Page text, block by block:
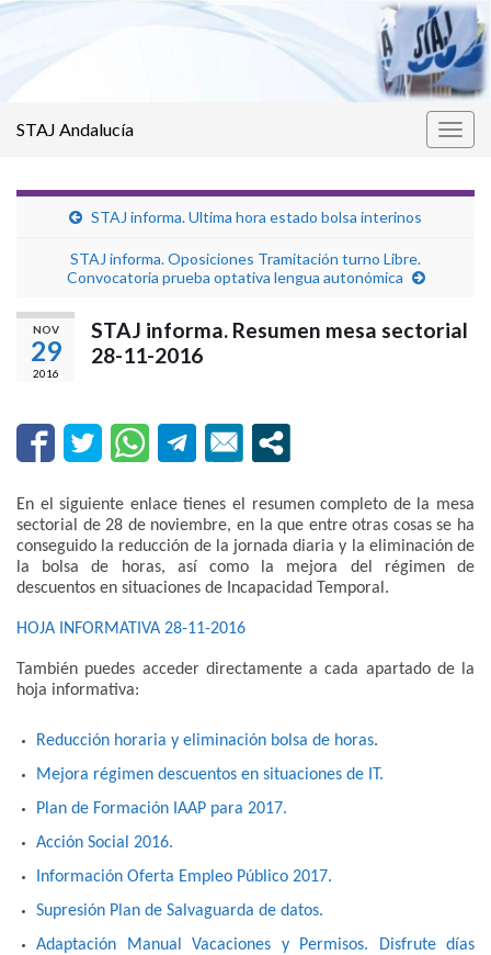
STAJ Andalucía
STAJ informa. Ultima hora estado bolsa interinos
STAJ informa. Oposiciones Tramitación turno Libre.
Convocatoria prueba optativa lengua autonómica
NOV
29
2016
STAJ informa. Resumen mesa sectorial
28-11-2016
En el siguiente enlace tienes el resumen completo de la mesa
sectorial de 28 de noviembre, en la que entre otras cosas se ha
conseguido la reducción de la jornada diaria y la eliminación de
la bolsa de horas, así como la mejora del régimen de
descuentos en situaciones de Incapacidad Temporal.
HOJA INFORMATIVA 28-11-2016
También puedes acceder directamente a cada apartado de la
hoja informativa:
Reducción horaria y eliminación bolsa de horas.
Mejora régimen descuentos en situaciones de IT.
Plan de Formación IAAP para 2017.
Acción Social 2016.
Información Oferta Empleo Público 2017.
Supresión Plan de Salvaguarda de datos.
Adaptación Manual Vacaciones y Permisos. Disfrute días